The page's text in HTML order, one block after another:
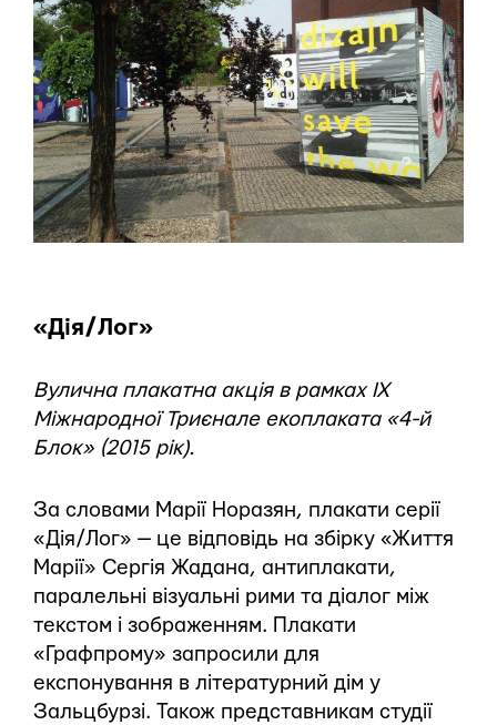
«Дія/Лог»
Вулична плакатна акція в рамках IX
Міжнародної Триєнале екоплаката «4-й
Блок» (2015 рік).
За словами Марії Норазян, плакати серії
«Дія/Лог» — це відповідь на збірку «Життя
Марії» Сергія Жадана, антиплакати,
паралельні візуальні рими та діалог між
текстом і зображенням. Плакати
«Графпрому» запросили для
експонування в літературний дім у
Зальцбурзі. Також представникам студії